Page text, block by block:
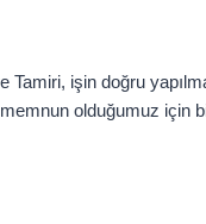
işin doğru
memnun olduğumuz